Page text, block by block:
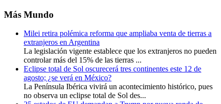
Más Mundo
Milei retira polémica reforma que ampliaba venta de tierras a
extranjeros en Argentina
La legislación vigente establece que los extranjeros no pueden
controlar más del 15% de las tierras ...
Eclipse total de Sol oscurecerá tres continentes este 12 de
agosto; ¿se verá en México?
La Península Ibérica vivirá un acontecimiento histórico, pues
no observa un eclipse total de Sol des...